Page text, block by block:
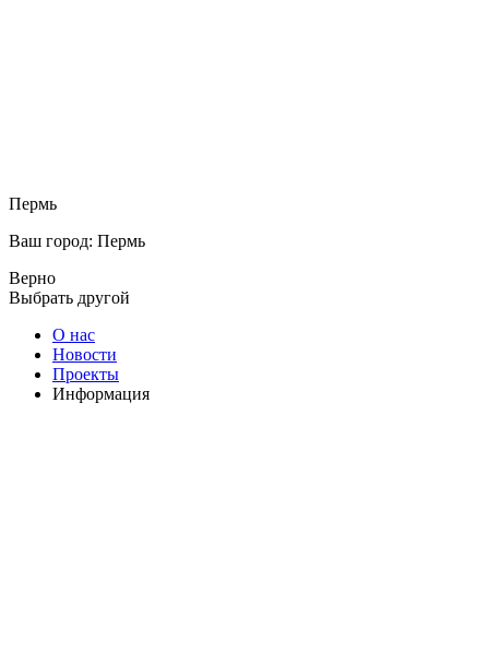
Пермь
Ваш город: Пермь
Верно
Выбрать другой
О нас
Новости
Проекты
Информация